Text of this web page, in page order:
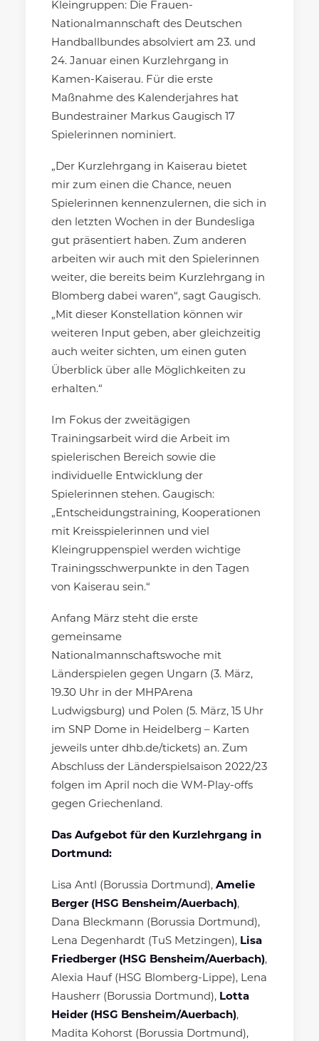
Kleingruppen: Die Frauen-
Nationalmannschaft des Deutschen
Handballbundes absolviert am 23. und
24. Januar einen Kurzlehrgang in
Kamen-Kaiserau. Für die erste
Maßnahme des Kalenderjahres hat
Bundestrainer Markus Gaugisch 17
Spielerinnen nominiert.
„Der Kurzlehrgang in Kaiserau bietet
mir zum einen die Chance, neuen
Spielerinnen kennenzulernen, die sich in
den letzten Wochen in der Bundesliga
gut präsentiert haben. Zum anderen
arbeiten wir auch mit den Spielerinnen
weiter, die bereits beim Kurzlehrgang in
Blomberg dabei waren“, sagt Gaugisch.
„Mit dieser Konstellation können wir
weiteren Input geben, aber gleichzeitig
auch weiter sichten, um einen guten
Überblick über alle Möglichkeiten zu
erhalten.“
Im Fokus der zweitägigen
Trainingsarbeit wird die Arbeit im
spielerischen Bereich sowie die
individuelle Entwicklung der
Spielerinnen stehen. Gaugisch:
„Entscheidungstraining, Kooperationen
mit Kreisspielerinnen und viel
Kleingruppenspiel werden wichtige
Trainingsschwerpunkte in den Tagen
von Kaiserau sein.“
Anfang März steht die erste
gemeinsame
Nationalmannschaftswoche mit
Länderspielen gegen Ungarn (3. März,
19.30 Uhr in der MHPArena
Ludwigsburg) und Polen (5. März, 15 Uhr
im SNP Dome in Heidelberg – Karten
jeweils unter dhb.de/tickets) an. Zum
Abschluss der Länderspielsaison 2022/23
folgen im April noch die WM-Play-offs
gegen Griechenland.
Das Aufgebot für den Kurzlehrgang in
Dortmund:
Lisa Antl (Borussia Dortmund), Amelie
Berger (HSG Bensheim/Auerbach),
Dana Bleckmann (Borussia Dortmund),
Lena Degenhardt (TuS Metzingen), Lisa
Friedberger (HSG Bensheim/Auerbach),
Alexia Hauf (HSG Blomberg-Lippe), Lena
Hausherr (Borussia Dortmund), Lotta
Heider (HSG Bensheim/Auerbach),
Madita Kohorst (Borussia Dortmund),